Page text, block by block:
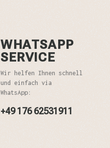
WHATSAPP
SERVICE
Wir helfen Ihnen schnell
und einfach via
WhatsApp:
+49 176 62531911